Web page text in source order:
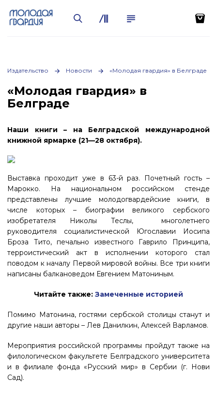
Издательство Новости «Молодая гвардия» в Белграде
«Молодая гвардия» в
Белграде
Наши книги – на Белградской международной
книжной ярмарке (21—28 октября).
Выставка проходит уже в 63-й раз. Почетный гость –
Марокко. На национальном российском стенде
представлены лучшие молодогвардейские книги, в
числе которых – биографии великого сербского
изобретателя Николы Теслы, многолетнего
руководителя социалистической Югославии Иосипа
Броза Тито, печально известного Гаврило Принципа,
терроистический акт в исполнении которого стал
поводом к началу Первой мировой войны. Все три книги
написаны балкановедом Евгением Матониным.
Читайте также: Замеченные историей
Помимо Матонина, гостями сербской столицы станут и
другие наши авторы – Лев Данилкин, Алексей Варламов.
Мероприятия российской программы пройдут также на
филологическом факультете Белградского университета
и в филиале фонда «Русский мир» в Сербии (г. Нови
Сад).